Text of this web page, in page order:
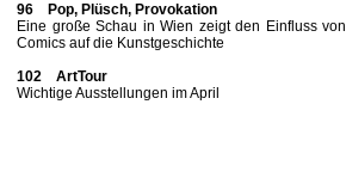
96 Pop, Plüsch, Provokation
Eine große Schau in Wien zeigt den Einfluss von
Comics auf die Kunstgeschichte
102 ArtTour
Wichtige Ausstellungen im April